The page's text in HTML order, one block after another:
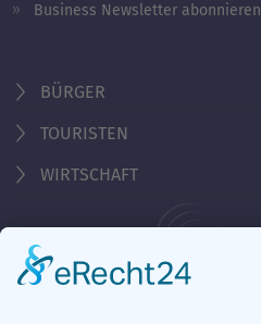
Business Newsletter abonnieren
BÜRGER
TOURISTEN
WIRTSCHAFT
Behördennummer 115